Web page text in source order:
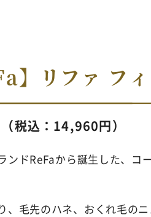
】リファ フ
税込：14,960円）
ンドReFaから誕生した、コ
、毛先のハネ、おくれ毛のニ